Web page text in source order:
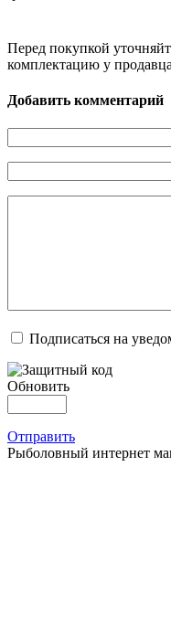
Перед покупкой
комплектацию у продавца
Добавить комментарий
Подписаться на
Обновить
Отправить
Рыболовный интернет